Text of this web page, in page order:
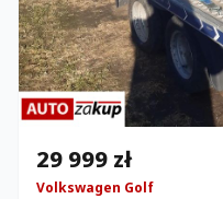
29 999 zł
Volkswagen Golf